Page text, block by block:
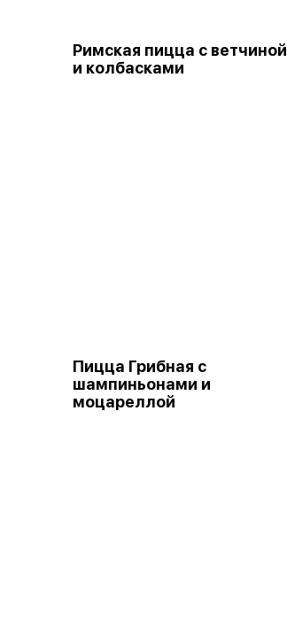
Римская пицца с ветчиной
и колбасками
Пицца Грибная с
шампиньонами и
моцареллой